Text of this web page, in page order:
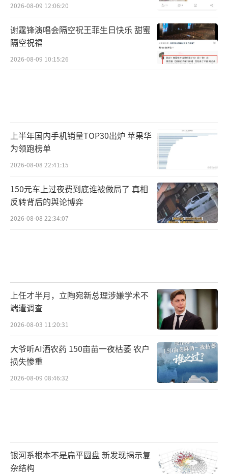
2026-08-09 12:06:20
谢霆锋演唱会隔空祝王菲生日快乐 甜蜜
隔空祝福
2026-08-09 10:15:26
上半年国内手机销量TOP30出炉 苹果华
为领跑榜单
2026-08-08 22:41:15
150元车上过夜费到底谁被做局了 真相
反转背后的舆论博弈
2026-08-08 22:34:07
上任才半月，立陶宛新总理涉嫌学术不
端遭调查
2026-08-03 11:20:31
大爷听AI洒农药 150亩苗一夜枯萎 农户
损失惨重
2026-08-09 08:46:32
银河系根本不是扁平圆盘 新发现揭示复
杂结构